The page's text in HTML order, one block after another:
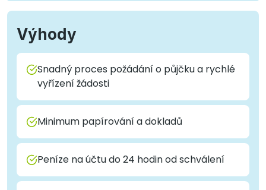
Výhody
Snadný proces požádání o půjčku a rychlé
vyřízení žádosti
Minimum papírování a dokladů
Peníze na účtu do 24 hodin od schválení